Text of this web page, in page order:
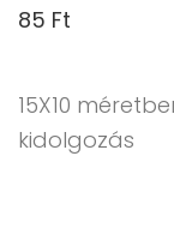
85 Ft
15X10
kidolgozás